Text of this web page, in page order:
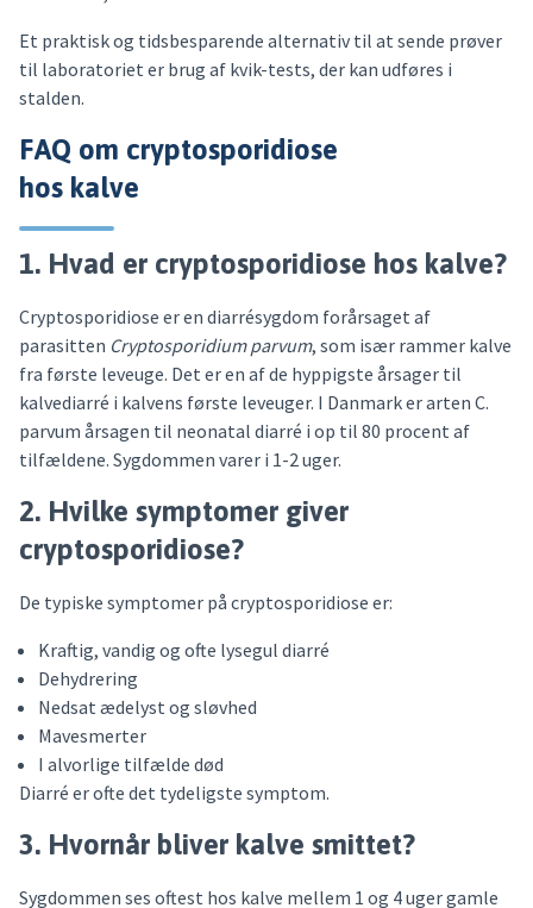
Et praktisk og tidsbesparende alternativ til at sende prøver
til laboratoriet er brug af kvik-tests, der kan udføres i
stalden.
FAQ om cryptosporidiose
hos kalve
1. Hvad er cryptosporidiose hos kalve?
Cryptosporidiose er en diarrésygdom forårsaget af
parasitten Cryptosporidium parvum, som især rammer kalve
fra første leveuge. Det er en af de hyppigste årsager til
kalvediarré i kalvens første leveuger. I Danmark er arten C.
parvum årsagen til neonatal diarré i op til 80 procent af
tilfældene. Sygdommen varer i 1-2 uger.
2. Hvilke symptomer giver
cryptosporidiose?
De typiske symptomer på cryptosporidiose er:
Kraftig, vandig og ofte lysegul diarré
Dehydrering
Nedsat ædelyst og sløvhed
Mavesmerter
I alvorlige tilfælde død
Diarré er ofte det tydeligste symptom.
3. Hvornår bliver kalve smittet?
Sygdommen ses oftest hos kalve mellem 1 og 4 uger gamle